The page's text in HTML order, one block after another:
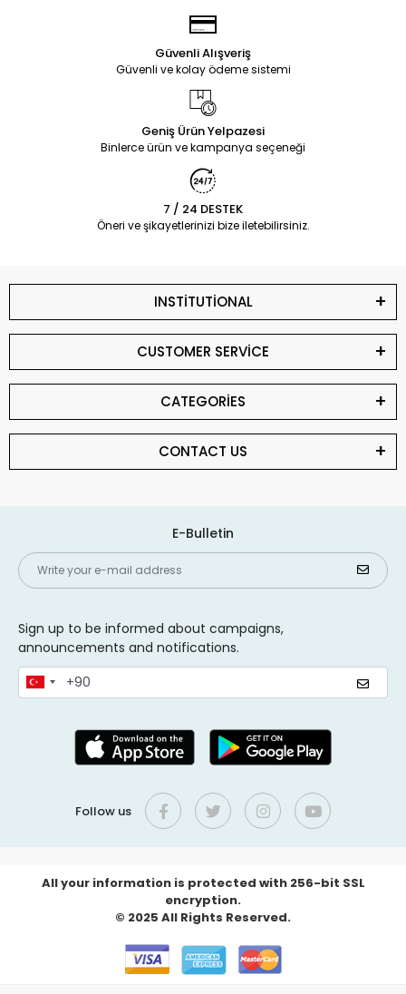
Güvenli Alışveriş
Güvenli ve kolay ödeme sistemi
Geniş Ürün Yelpazesi
Binlerce ürün ve kampanya seçeneği
7 / 24 DESTEK
Öneri ve şikayetlerinizi bize iletebilirsiniz.
INSTİTUTİONAL
CUSTOMER SERVİCE
CATEGORİES
CONTACT US
E-Bulletin
Sign up to be informed about campaigns,
announcements and notifications.
Follow us
All your information is protected with 256-bit SSL
encryption.
© 2025 All Rights Reserved.